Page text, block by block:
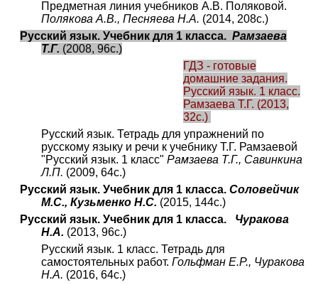
Предметная линия учебников А.В. Поляковой.
Полякова А.В., Песняева Н.А. (2014, 208с.)
Русский язык. Учебник для 1 класса. Рамзаева
Т.Г. (2008, 96с.)
ГДЗ - готовые
домашние задания.
Русский язык. 1 класс.
Рамзаева Т.Г. (2013,
32с.)
Русский язык. Тетрадь для упражнений по
русскому языку и речи к учебнику Т.Г. Рамзаевой
"Русский язык. 1 класс" Рамзаева Т.Г., Савинкина
Л.П. (2009, 64с.)
Русский язык. Учебник для 1 класса. Соловейчик
М.С., Кузьменко Н.С. (2015, 144с.)
Русский язык. Учебник для 1 класса. Чуракова
Н.А. (2013, 96с.)
Русский язык. 1 класс. Тетрадь для
самостоятельных работ. Гольфман Е.Р., Чуракова
Н.А. (2016, 64с.)